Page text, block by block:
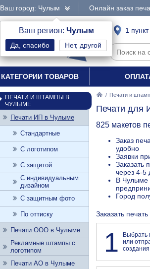
Ваш город: Чулым
Ваш регион: Чулым
Нет, другой
Онлайн заказ
интернет-магазин 1
КАТЕГОРИИ ТОВАРОВ
/ Печати и
Печати для
825 макетов
Заказ
удобно
Заявки
Заказать
через 4-5
В Чулыме
Город
Заказать
1
Выбрать
или
ПЕЧАТИ И ШТАМПЫ В
ЧУЛЫМЕ
Печати ИП в Чулыме
Стандартные
С логотипом
С защитой
С индивидуальным
дизайном
С защитным фото
По оттиску
Печати ООО в Чулыме
Рекламные штампы с
логотипом
Печати АО в Чулыме